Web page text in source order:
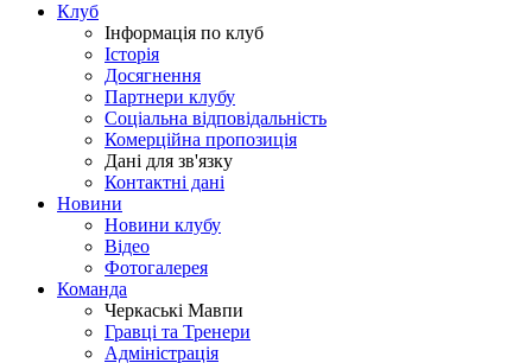
Клуб
Інформація по клуб
Історія
Досягнення
Партнери клубу
Соціальна відповідальність
Комерційна пропозиція
Дані для зв'язку
Контактні дані
Новини
Новини клубу
Відео
Фотогалерея
Команда
Черкаські Мавпи
Гравці та Тренери
Адміністрація